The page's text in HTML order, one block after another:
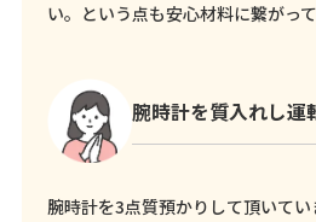
い。という点も安心材料に繋がって
腕時計を質入れし運
腕時計を3点質預かりして頂いてい